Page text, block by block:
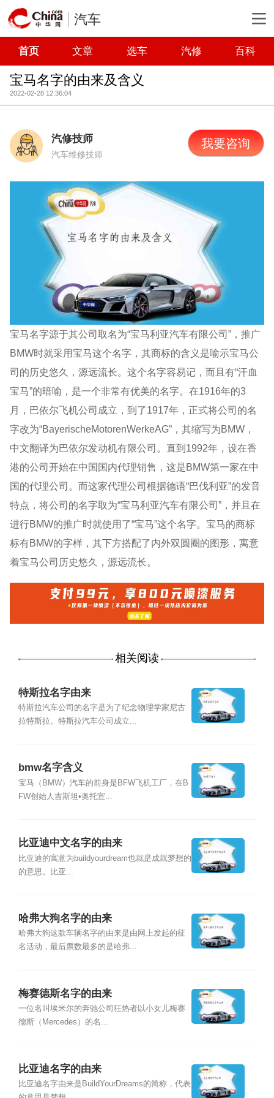
汽车
首页 文章 选车 汽修 百科
宝马名字的由来及含义
2022-02-28 12:36:04
汽修技师
汽车维修技师
我要咨询
宝马名字源于其公司取名为“宝马利亚汽车有限公司”，推广
BMW时就采用宝马这个名字，其商标的含义是喻示宝马公
司的历史悠久，源远流长。这个名字容易记，而且有“汗血
宝马”的暗喻，是一个非常有优美的名字。在1916年的3
月，巴依尔飞机公司成立，到了1917年，正式将公司的名
字改为“BayerischeMotorenWerkeAG”，其缩写为BMW，
中文翻译为巴依尔发动机有限公司。直到1992年，设在香
港的公司开始在中国国内代理销售，这是BMW第一家在中
国的代理公司。而这家代理公司根据德语“巴伐利亚”的发音
特点，将公司的名字取为“宝马利亚汽车有限公司”，并且在
进行BMW的推广时就使用了“宝马”这个名字。宝马的商标
标有BMW的字样，其下方搭配了内外双圆圈的图形，寓意
着宝马公司历史悠久，源远流长。
相关阅读
特斯拉名字由来
特斯拉汽车公司的名字是为了纪念物理学家尼古
拉特斯拉。特斯拉汽车公司成立...
bmw名字含义
宝马（BMW）汽车的前身是BFW飞机工厂，在B
FW创始人吉斯坦•奥托宣...
比亚迪中文名字的由来
比亚迪的寓意为buildyourdream也就是成就梦想的
的意思。比亚...
哈弗大狗名字的由来
哈弗大狗这款车辆名字的由来是由网上发起的征
名活动，最后票数最多的是哈弗...
梅赛德斯名字的由来
一位名叫埃米尔的奔驰公司狂热者以小女儿梅赛
德斯（Mercedes）的名...
比亚迪名字的由来
比亚迪名字由来是BuildYourDreams的简称，代表